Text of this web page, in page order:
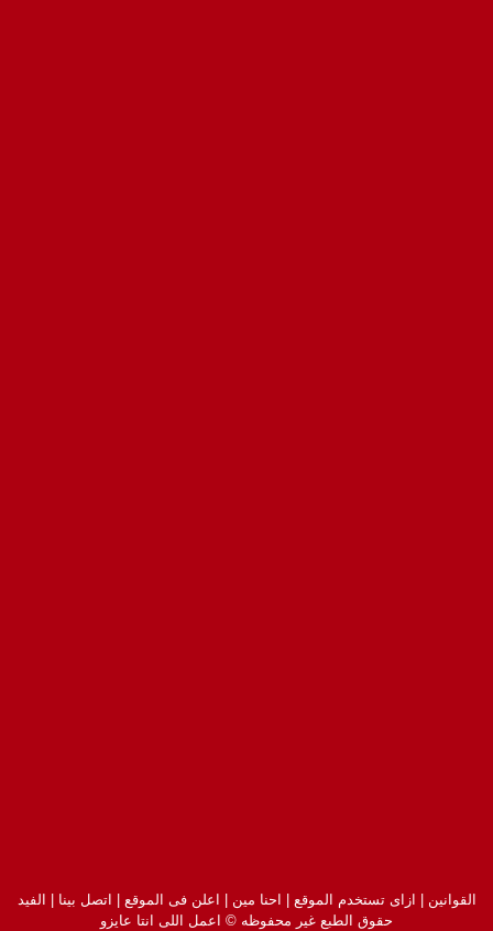
القوانين | ازاى تستخدم الموقع | احنا مين | اعلن فى الموقع | اتصل بينا | الفيد
حقوق الطبع غير محفوظه © اعمل اللى انتا عايزو